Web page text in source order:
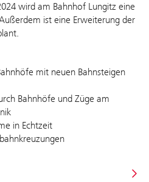
wird am Bahnhof Lungitz eine
ist eine Erweiterung der
mit neuen Bahnsteigen
Bahnhöfe und Züge am
in Echtzeit